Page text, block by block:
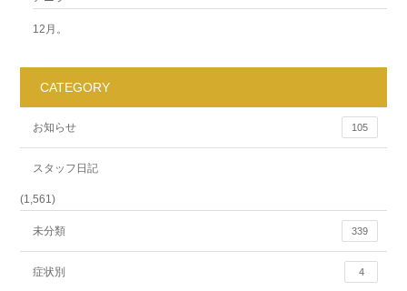
12月。
CATEGORY
お知らせ 105
スタッフ日記
(1,561)
未分類 339
症状別 4